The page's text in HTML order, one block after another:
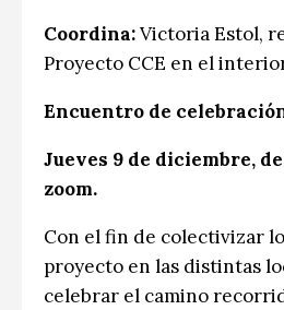
Coordina:Victoria Estol,
Proyecto CCE en el
Encuentro de
Jueves 9 de diciembre, de
zoom.
Con el fin de colectivizar
proyecto en las distintas
celebrar el camino